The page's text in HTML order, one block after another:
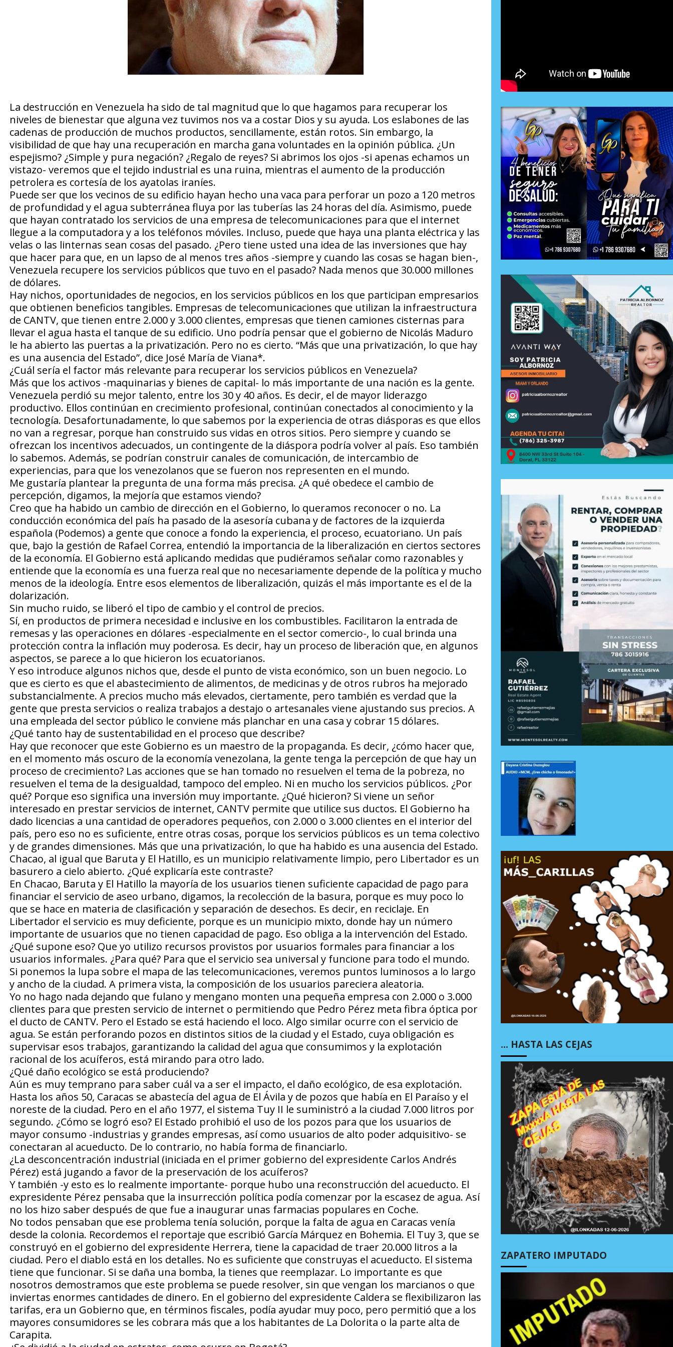
La destrucción en Venezuela ha sido de tal magnitud que lo que hagamos para recuperar los
niveles de bienestar que alguna vez tuvimos nos va a costar Dios y su ayuda. Los eslabones de las
cadenas de producción de muchos productos, sencillamente, están rotos. Sin embargo, la
visibilidad de que hay una recuperación en marcha gana voluntades en la opinión pública. ¿Un
espejismo? ¿Simple y pura negación? ¿Regalo de reyes? Si abrimos los ojos -si apenas echamos un
vistazo- veremos que el tejido industrial es una ruina, mientras el aumento de la producción
petrolera es cortesía de los ayatolas iraníes.
Puede ser que los vecinos de su edificio hayan hecho una vaca para perforar un pozo a 120 metros
de profundidad y el agua subterránea fluya por las tuberías las 24 horas del día. Asimismo, puede
que hayan contratado los servicios de una empresa de telecomunicaciones para que el internet
llegue a la computadora y a los teléfonos móviles. Incluso, puede que haya una planta eléctrica y las
velas o las linternas sean cosas del pasado. ¿Pero tiene usted una idea de las inversiones que hay
que hacer para que, en un lapso de al menos tres años -siempre y cuando las cosas se hagan bien-,
Venezuela recupere los servicios públicos que tuvo en el pasado? Nada menos que 30.000 millones
de dólares.
Hay nichos, oportunidades de negocios, en los servicios públicos en los que participan empresarios
que obtienen beneficios tangibles. Empresas de telecomunicaciones que utilizan la infraestructura
de CANTV, que tienen entre 2.000 y 3.000 clientes, empresas que tienen camiones cisternas para
llevar el agua hasta el tanque de su edificio. Uno podría pensar que el gobierno de Nicolás Maduro
le ha abierto las puertas a la privatización. Pero no es cierto. “Más que una privatización, lo que hay
es una ausencia del Estado”, dice José María de Viana*.
¿Cuál sería el factor más relevante para recuperar los servicios públicos en Venezuela?
Más que los activos -maquinarias y bienes de capital- lo más importante de una nación es la gente.
Venezuela perdió su mejor talento, entre los 30 y 40 años. Es decir, el de mayor liderazgo
productivo. Ellos continúan en crecimiento profesional, continúan conectados al conocimiento y la
tecnología. Desafortunadamente, lo que sabemos por la experiencia de otras diásporas es que ellos
no van a regresar, porque han construido sus vidas en otros sitios. Pero siempre y cuando se
ofrezcan los incentivos adecuados, un contingente de la diáspora podría volver al país. Eso también
lo sabemos. Además, se podrían construir canales de comunicación, de intercambio de
experiencias, para que los venezolanos que se fueron nos representen en el mundo.
Me gustaría plantear la pregunta de una forma más precisa. ¿A qué obedece el cambio de
percepción, digamos, la mejoría que estamos viendo?
Creo que ha habido un cambio de dirección en el Gobierno, lo queramos reconocer o no. La
conducción económica del país ha pasado de la asesoría cubana y de factores de la izquierda
española (Podemos) a gente que conoce a fondo la experiencia, el proceso, ecuatoriano. Un país
que, bajo la gestión de Rafael Correa, entendió la importancia de la liberalización en ciertos sectores
de la economía. El Gobierno está aplicando medidas que pudiéramos señalar como razonables y
entiende que la economía es una fuerza real que no necesariamente depende de la política y mucho
menos de la ideología. Entre esos elementos de liberalización, quizás el más importante es el de la
dolarización.
Sin mucho ruido, se liberó el tipo de cambio y el control de precios.
Sí, en productos de primera necesidad e inclusive en los combustibles. Facilitaron la entrada de
remesas y las operaciones en dólares -especialmente en el sector comercio-, lo cual brinda una
protección contra la inflación muy poderosa. Es decir, hay un proceso de liberación que, en algunos
aspectos, se parece a lo que hicieron los ecuatorianos.
Y eso introduce algunos nichos que, desde el punto de vista económico, son un buen negocio. Lo
que es cierto es que el abastecimiento de alimentos, de medicinas y de otros rubros ha mejorado
substancialmente. A precios mucho más elevados, ciertamente, pero también es verdad que la
gente que presta servicios o realiza trabajos a destajo o artesanales viene ajustando sus precios. A
una empleada del sector público le conviene más planchar en una casa y cobrar 15 dólares.
¿Qué tanto hay de sustentabilidad en el proceso que describe?
Hay que reconocer que este Gobierno es un maestro de la propaganda. Es decir, ¿cómo hacer que,
en el momento más oscuro de la economía venezolana, la gente tenga la percepción de que hay un
proceso de crecimiento? Las acciones que se han tomado no resuelven el tema de la pobreza, no
resuelven el tema de la desigualdad, tampoco del empleo. Ni en mucho los servicios públicos. ¿Por
qué? Porque eso significa una inversión muy importante. ¿Qué hicieron? Si viene un señor
interesado en prestar servicios de internet, CANTV permite que utilice sus ductos. El Gobierno ha
dado licencias a una cantidad de operadores pequeños, con 2.000 o 3.000 clientes en el interior del
país, pero eso no es suficiente, entre otras cosas, porque los servicios públicos es un tema colectivo
y de grandes dimensiones. Más que una privatización, lo que ha habido es una ausencia del Estado.
Chacao, al igual que Baruta y El Hatillo, es un municipio relativamente limpio, pero Libertador es un
basurero a cielo abierto. ¿Qué explicaría este contraste?
En Chacao, Baruta y El Hatillo la mayoría de los usuarios tienen suficiente capacidad de pago para
financiar el servicio de aseo urbano, digamos, la recolección de la basura, porque es muy poco lo
que se hace en materia de clasificación y separación de desechos. Es decir, en reciclaje. En
Libertador el servicio es muy deficiente, porque es un municipio mixto, donde hay un número
importante de usuarios que no tienen capacidad de pago. Eso obliga a la intervención del Estado.
¿Qué supone eso? Que yo utilizo recursos provistos por usuarios formales para financiar a los
usuarios informales. ¿Para qué? Para que el servicio sea universal y funcione para todo el mundo.
Si ponemos la lupa sobre el mapa de las telecomunicaciones, veremos puntos luminosos a lo largo
y ancho de la ciudad. A primera vista, la composición de los usuarios pareciera aleatoria.
Yo no hago nada dejando que fulano y mengano monten una pequeña empresa con 2.000 o 3.000
clientes para que presten servicio de internet o permitiendo que Pedro Pérez meta fibra óptica por
el ducto de CANTV. Pero el Estado se está haciendo el loco. Algo similar ocurre con el servicio de
agua. Se están perforando pozos en distintos sitios de la ciudad y el Estado, cuya obligación es
supervisar esos trabajos, garantizando la calidad del agua que consumimos y la explotación
racional de los acuíferos, está mirando para otro lado.
¿Qué daño ecológico se está produciendo?
Aún es muy temprano para saber cuál va a ser el impacto, el daño ecológico, de esa explotación.
Hasta los años 50, Caracas se abastecía del agua de El Ávila y de pozos que había en El Paraíso y el
noreste de la ciudad. Pero en el año 1977, el sistema Tuy II le suministró a la ciudad 7.000 litros por
segundo. ¿Cómo se logró eso? El Estado prohibió el uso de los pozos para que los usuarios de
mayor consumo -industrias y grandes empresas, así como usuarios de alto poder adquisitivo- se
conectaran al acueducto. De lo contrario, no había forma de financiarlo.
¿La desconcentración industrial (iniciada en el primer gobierno del expresidente Carlos Andrés
Pérez) está jugando a favor de la preservación de los acuíferos?
Y también -y esto es lo realmente importante- porque hubo una reconstrucción del acueducto. El
expresidente Pérez pensaba que la insurrección política podía comenzar por la escasez de agua. Así
no los hizo saber después de que fue a inaugurar unas farmacias populares en Coche.
No todos pensaban que ese problema tenía solución, porque la falta de agua en Caracas venía
desde la colonia. Recordemos el reportaje que escribió García Márquez en Bohemia. El Tuy 3, que se
construyó en el gobierno del expresidente Herrera, tiene la capacidad de traer 20.000 litros a la
ciudad. Pero el diablo está en los detalles. No es suficiente que construyas el acueducto. El sistema
tiene que funcionar. Si se daña una bomba, la tienes que reemplazar. Lo importante es que
nosotros demostramos que este problema se puede resolver, sin que vengan los marcianos o que
inviertas enormes cantidades de dinero. En el gobierno del expresidente Caldera se flexibilizaron las
tarifas, era un Gobierno que, en términos fiscales, podía ayudar muy poco, pero permitió que a los
mayores consumidores se les cobrara más que a los habitantes de La Dolorita o la parte alta de
Carapita.
… HASTA LAS CEJAS
ZAPATERO IMPUTADO